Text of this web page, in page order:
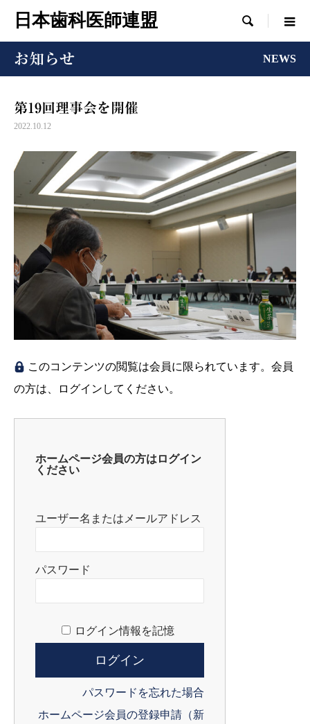
日本歯科医師連盟 
お知らせ NEWS
第19回理事会を開催
2022.10.12
このコンテンツの閲覧は会員に限られています。会員
の方は、ログインしてください。
ホームページ会員の方はログイン
ください
ユーザー名またはメールアドレス
パスワード
ログイン情報を記憶
パスワードを忘れた場合
ホームページ会員の登録申請（新